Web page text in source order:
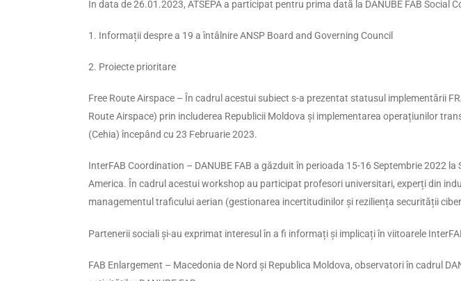
În data de 26.01.2023, ATSEPA a participat pentru prima dată la DANUBE FAB
1. Informații despre a 19 a întâlnire ANSP Board and Governing Council
2. Proiecte prioritare
Free Route Airspace – În cadrul acestui subiect s-a prezentat statusul implementării
Route Airspace) prin includerea Republicii Moldova și implementarea operațiunilor
(Cehia) începând cu 23 Februarie 2023.
InterFAB Coordination – DANUBE FAB a găzduit în perioada 15-16 Septembrie 2022
America. În cadrul acestui workshop au participat profesori universitari, experți din
managementul traficului aerian (gestionarea incertitudinilor și reziliența securității
Partenerii sociali și-au exprimat interesul în a fi informați și implicați în viitoarele
FAB Enlargement – Macedonia de Nord și Republica Moldova, observatori în cadrul